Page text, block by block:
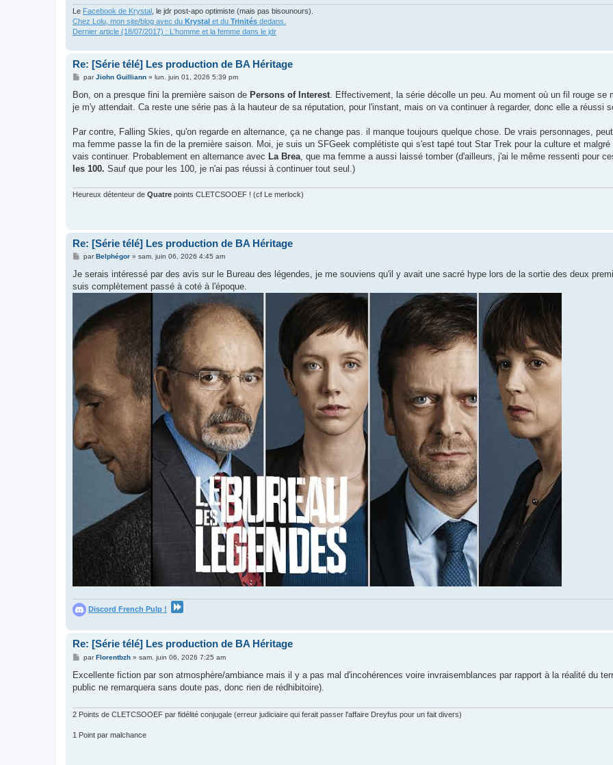
Le Facebook de Krystal , le jdr post-apo optimiste (mais pas bisounours).
Chez Lolu, mon site/blog avec du Krystal et du Trinités dedans.
Dernier article (18/07/2017) : L'homme et la femme dans le jdr
Re: [Série télé] Les production de BA Héritage
M
s
a
parJiohn Guilliann» lun. juin 01, 2026 5:39 pm
Bon, on a presque fini la première saison de Persons of Interest. Effectivement, la série décolle un peu. Au moment où un fil rouge se
je m'y attendait. Ca reste une série pas à la hauteur de sa réputation, pour l'instant, mais on va continuer à regarder, donc elle a réussi
Par contre, Falling Skies, qu'on regarde en alternance, ça ne change pas. il manque toujours quelque chose. De vrais personnages,
ma femme passe la fin de la première saison. Moi, je suis un SFGeek complétiste qui s'est tapé tout Star Trek pour la culture et
vais continuer. Probablement en alternance avec La Brea, que ma femme a aussi laissé tomber (d'ailleurs, j'ai le même ressenti pour
les 100. Sauf que pour les 100, je n'ai pas réussi à continuer tout seul.)
Heureux détenteur de Quatre points CLETCSOOEF ! (cf Le merlock)
Re: [Série télé] Les production de BA Héritage
M
s
a
par Belphégor» sam. juin 06, 2026 4:45 am
Je serais intéressé par des avis sur le Bureau des légendes, je me souviens qu'il y avait une sacré hype lors de la sortie des deux
suis complètement passé à coté à l'époque.
Discord French Pulp !
Re: [Série télé] Les production de BA Héritage
M
s
a
parFlorentbzh» sam. juin 06, 2026 7:25 am
Excellente fiction par son atmosphère/ambiance mais il y a pas mal d'incohérences voire invraisemblances par rapport à la réalité du
public ne remarquera sans doute pas, donc rien de rédhibitoire).
2 Points de CLETCSOOEF par fidélité conjugale (erreur judiciaire qui ferait passer l'affaire Dreyfus pour un fait divers)
1 Point par malchance